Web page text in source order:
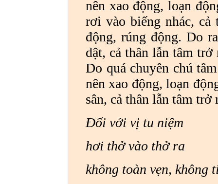
nên xao động, loạn
rơi vào biếng nhác, cả
động, rúng động. Do
dật, cả thân lẫn tâm
Do quá chuyên chú
nên xao động, loạn
sân, cả thân lẫn tâm
Đối với vị tu niệm
hơi thở vào thở ra
không toàn vẹn,